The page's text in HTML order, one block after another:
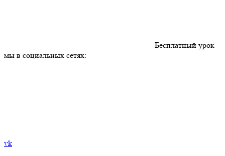
Бесплатный урок
мы в социальных сетях:
vk